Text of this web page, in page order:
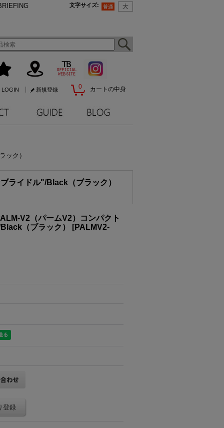
文字サイズ:
0 カートの中身
LOGIN 新規登録
ック）
ライドル"/Black（ブラック）
V2（パームV2）コンパクト
（ブラック）
[PALMV2-
登録